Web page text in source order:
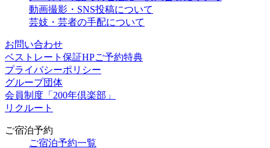
動画撮影・SNS投稿について
芸妓・芸者の手配について
お問い合わせ
ベストレート保証HPご予約特典
プライバシーポリシー
グループ団体
会員制度「200年倶楽部」
リクルート
ご宿泊予約
ご宿泊予約一覧